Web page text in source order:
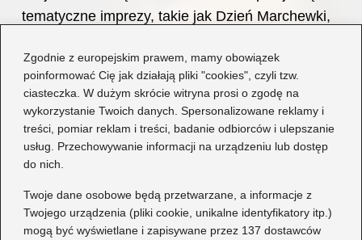
Zgodnie z europejskim prawem, mamy obowiązek
poinformować Cię jak działają pliki "cookies", czyli tzw.
ciasteczka. W dużym skrócie witryna prosi o zgodę na
wykorzystanie Twoich danych. Spersonalizowane reklamy i
treści, pomiar reklam i treści, badanie odbiorców i ulepszanie
usług. Przechowywanie informacji na urządzeniu lub dostęp
do nich.
Twoje dane osobowe będą przetwarzane, a informacje z
Twojego urządzenia (pliki cookie, unikalne identyfikatory itp.)
mogą być wyświetlane i zapisywane przez 137 dostawców
tematyczne imprezy, takie jak Dzień Marchewki,
przebierańców.
Jakie materiały są potrzebne do wykonania
stroju marchewki?
Do stworzenia stroju potrzebujesz
tkaniny, filcu lub bibuły oraz opaski do włosów,
którą można ozdobić natką marchewki.